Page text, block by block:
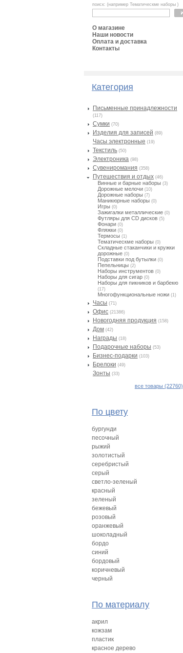
О магазине
Наши новости
Оплата и доставка
Контакты
поиск: (например Тематическме наборы )
Категория
Письменные принадлежности
(117)
Сумки (70)
Изделия для записей (89)
Часы электронные (19)
Текстиль (50)
Электроника (98)
Сувениромания (358)
Путешествия и отдых (46)
Винные и барные наборы (3)
Дорожные мелочи (10)
Дорожные наборы (7)
Маникюрные наборы (0)
Игры (0)
Зажигалки металлические (0)
Футляры для CD дисков (5)
Фонари (0)
Фляжки (0)
Термосы (1)
Тематическме наборы (0)
Складные стаканчики и кружки
дорожные (0)
Подставки под бутылки (0)
Пепельницы (2)
Наборы инструментов (0)
Наборы для сигар (0)
Наборы для пикников и барбекю
(17)
Многофункциональные ножи (1)
Часы (71)
Офис (21386)
Новогодняя продукция (158)
Дом (42)
Награды (18)
Подарочные наборы (53)
Бизнес-подарки (103)
Брелоки (49)
Зонты (33)
все товары (22760)
По цвету
бургунди
песочный
рыжий
золотистый
серебристый
серый
светло-зеленый
красный
зеленый
бежевый
розовый
оранжевый
шоколадный
бордо
синий
бордовый
коричневый
черный
По материалу
акрил
кожзам
пластик
красное дерево